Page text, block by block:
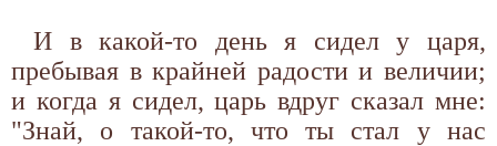
И в какой-то день я сидел у царя,
пребывая в крайней радости и величии;
и когда я сидел, царь вдруг сказал мне:
"Знай, о такой-то, что ты стал у нас